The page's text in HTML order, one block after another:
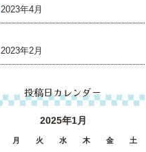
2023年4月
2023年2月
投稿日カレンダー
2025年1月
月 火 水 木 金 土